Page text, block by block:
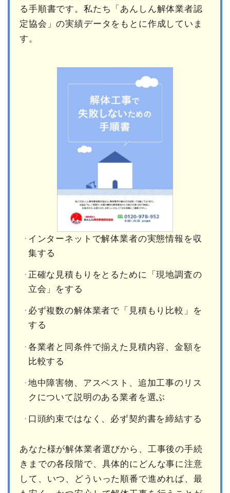
る手順書です。私たち「あんしん解体業者認
定協会」の実績データをもとに作成していま
す。
インターネットで解体業者の実態情報を収
集する
正確な見積もりをとるために「現地調査の
立会」をする
必ず複数の解体業者で「見積もり比較」を
する
各業者と同条件で揃えた見積内容、金額を
比較する
地中障害物、アスベスト、追加工事のリス
クについて説明のある業者を選ぶ
口頭約束ではなく、必ず契約書を締結する
あなた様が解体業者選びから、工事後の手続
きまでの各段階で、具体的にどんな事に注意
して、いつ、どういった順番で進めれば、最